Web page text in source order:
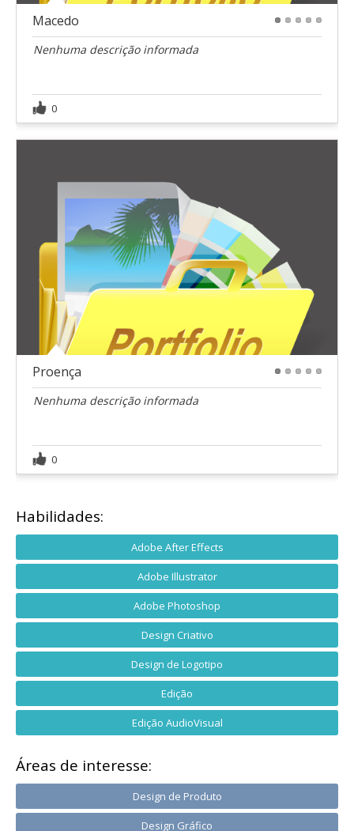
Macedo
Nenhuma descrição informada
0
Proença
Nenhuma descrição informada
0
Habilidades:
Adobe After Effects
Adobe Illustrator
Adobe Photoshop
Design Criativo
Design de Logotipo
Edição
Edição AudioVisual
Áreas de interesse:
Design de Produto
Design Gráfico